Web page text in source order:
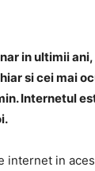
in ultimii
si cei mai
Internetul
in